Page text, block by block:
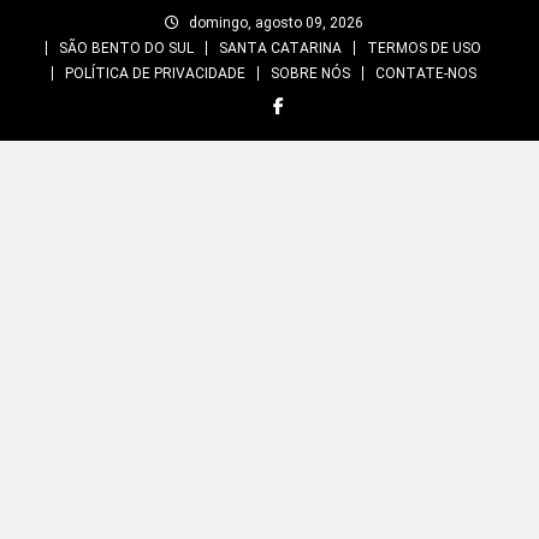
domingo, agosto 09, 2026
SÃO BENTO DO SUL
SANTA CATARINA
TERMOS DE USO
POLÍTICA DE PRIVACIDADE
SOBRE NÓS CONTATE-NOS